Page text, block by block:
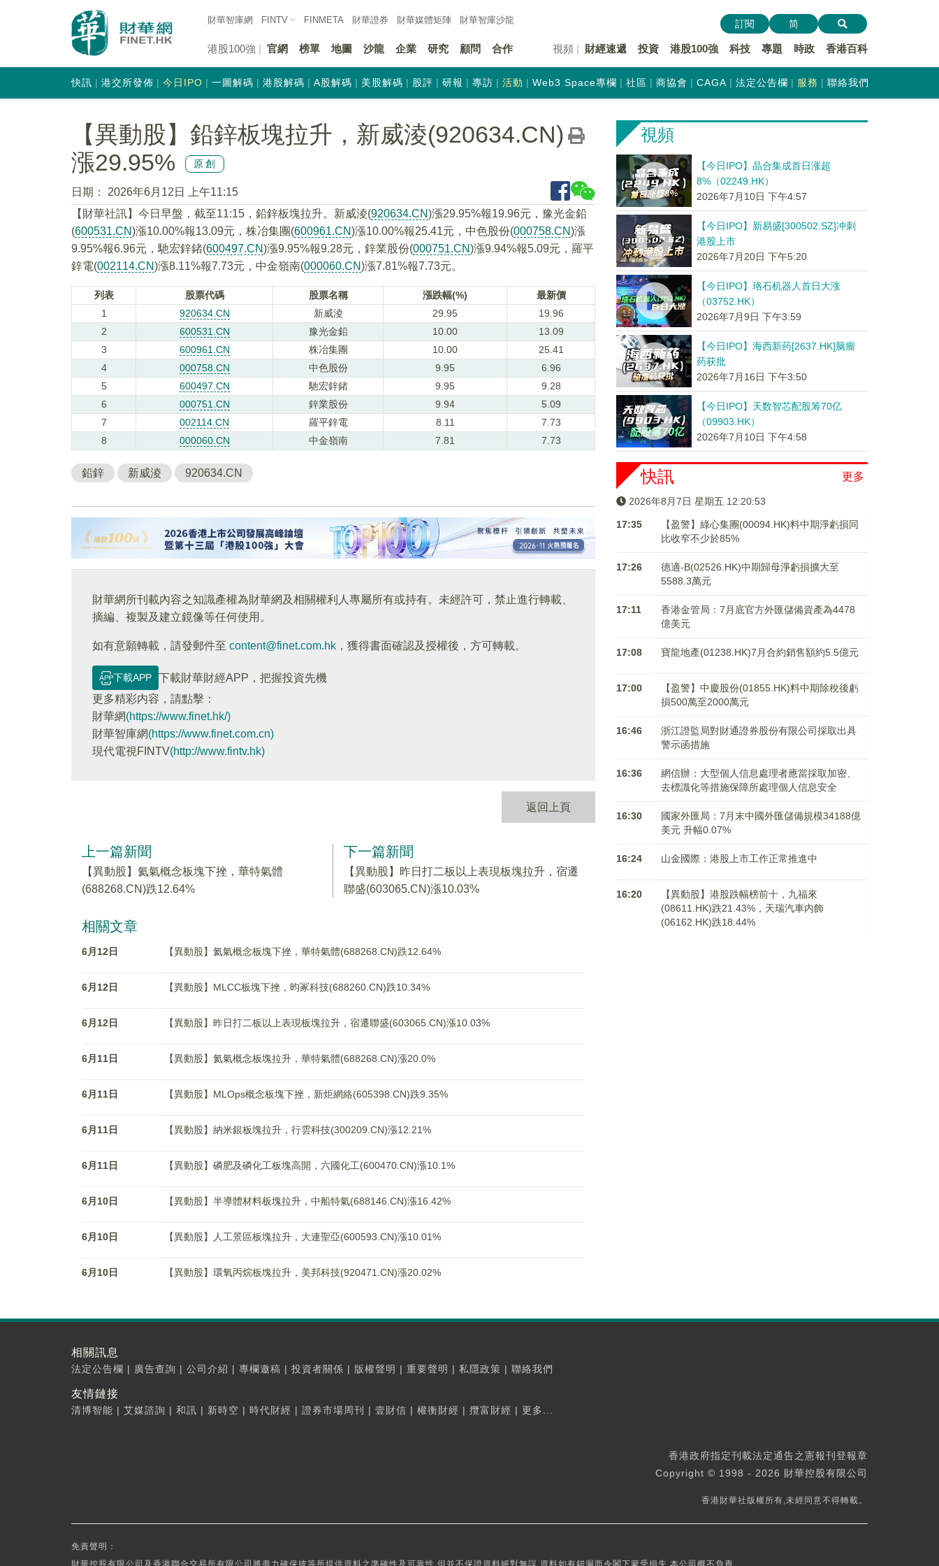
財華智庫網 FINTV FINMETA 財華證券 財華媒體矩陣 財華智庫沙龍
港股100強 官網 榜單 地圖 沙龍 企業 研究 顧問 合作 視頻 財經速遞 投資 港股100強 科技 專題 時政 香港百科
訂閱 简
快訊 港交所發佈 今日IPO 一圖解碼 港股解碼 A股解碼 美股解碼 股評 研報 專訪 活動 Web3 Space專欄 社區 商協會 CAGA 法定公告欄 服務 聯絡我們
【異動股】鉛鋅板塊拉升，新威淩(920634.CN)
漲29.95%
原創
日期：
2026年6月12日 上午11:15
【財華社訊】今日早盤，截至11:15，鉛鋅板塊拉升。新威淩(920634.CN)漲29.95%報19.96元，豫光金鉛
(600531.CN)漲10.00%報13.09元，株冶集團(600961.CN)漲10.00%報25.41元，中色股份(000758.CN)漲
9.95%報6.96元，馳宏鋅鍺(600497.CN)漲9.95%報9.28元，鋅業股份(000751.CN)漲9.94%報5.09元，羅平
鋅電(002114.CN)漲8.11%報7.73元，中金嶺南(000060.CN)漲7.81%報7.73元。
列表 股票代碼 股票名稱 漲跌幅(%)
最新價
1
920634.CN 新威淩 29.95
19.96
2
600531.CN 豫光金鉛 10.00
13.09
3
600961.CN 株冶集團 10.00
25.41
4
000758.CN 中色股份 9.95
6.96
5
600497.CN 馳宏鋅鍺 9.95
9.28
6
000751.CN 鋅業股份 9.94
5.09
7
002114.CN 羅平鋅電 8.11
7.73
8
000060.CN 中金嶺南 7.81 7.73
鉛鋅 新威淩 920634.CN
財華網所刊載內容之知識產權為財華網及相關權利人專屬所有或持有。未經許可，禁止進行轉載、
摘編、複製及建立鏡像等任何使用。
如有意願轉載，請發郵件至 content@finet.com.hk ，獲得書面確認及授權後，方可轉載。
下載APP
下載財華財經APP，把握投資先機
更多精彩内容，請點擊：
財華網(https://www.finet.hk/)
財華智庫網(https://www.finet.com.cn)
現代電視FINTV(http://www.fintv.hk)
返回上頁
上一篇新聞
【異動股】氦氣概念板塊下挫，華特氣體
(688268.CN)跌12.64%
下一篇新聞
【異動股】昨日打二板以上表現板塊拉升，宿遷
聯盛(603065.CN)漲10.03%
相關文章
6月12日 【異動股】氦氣概念板塊下挫，華特氣體(688268.CN)跌12.64%
6月12日 【異動股】MLCC板塊下挫，昀冢科技(688260.CN)跌10.34%
6月12日 【異動股】昨日打二板以上表現板塊拉升，宿遷聯盛(603065.CN)漲10.03%
6月11日 【異動股】氦氣概念板塊拉升，華特氣體(688268.CN)漲20.0%
6月11日 【異動股】MLOps概念板塊下挫，新炬網絡(605398.CN)跌9.35%
6月11日 【異動股】納米銀板塊拉升，行雲科技(300209.CN)漲12.21%
6月11日 【異動股】磷肥及磷化工板塊高開，六國化工(600470.CN)漲10.1%
6月10日 【異動股】半導體材料板塊拉升，中船特氣(688146.CN)漲16.42%
6月10日 【異動股】人工景區板塊拉升，大連聖亞(600593.CN)漲10.01%
6月10日 【異動股】環氧丙烷板塊拉升，美邦科技(920471.CN)漲20.02%
視頻
【今日IPO】晶合集成首日涨超
8%（02249.HK）
2026年7月10日 下午4:57
【今日IPO】新易盛[300502.SZ]冲刺
港股上市
2026年7月20日 下午5:20
【今日IPO】珞石机器人首日大涨
（03752.HK）
2026年7月9日 下午3:59
【今日IPO】海西新药[2637.HK]脑瘤
药获批
2026年7月16日 下午3:50
【今日IPO】天数智芯配股筹70亿
（09903.HK）
2026年7月10日 下午4:58
更多
快訊
2026年8月7日 星期五 12:20:54
17:35
【盈警】綠心集團(00094.HK)料中期淨虧損同
比收窄不少於85%
17:26
德適-B(02526.HK)中期歸母淨虧損擴大至
5588.3萬元
17:11
香港金管局：7月底官方外匯儲備資產為4478
億美元
17:08 寶龍地產(01238.HK)7月合約銷售額約5.5億元
17:00
【盈警】中慶股份(01855.HK)料中期除稅後虧
損500萬至2000萬元
16:46
浙江證監局對財通證券股份有限公司採取出具
警示函措施
16:36
網信辦：大型個人信息處理者應當採取加密、
去標識化等措施保障所處理個人信息安全
16:30
國家外匯局：7月末中國外匯儲備規模34188億
美元 升幅0.07%
16:24 山金國際：港股上市工作正常推進中
16:20
【異動股】港股跌幅榜前十，九福來
(08611.HK)跌21.43%，天瑞汽車内飾
(06162.HK)跌18.44%
相關訊息
法定公告欄 | 廣告查詢 | 公司介紹 | 專欄邀稿 | 投資者關係 | 版權聲明 | 重要聲明 | 私隱政策 | 聯絡我們
友情鏈接
清博智能 | 艾媒諮詢 | 和訊 | 新時空 | 時代財經 | 證券市場周刊 | 壹財信 | 權衡財經 | 攬富財經 | 更多...
香港政府指定刊載法定通告之憲報刊登報章
Copyright © 1998 - 2026 財華控股有限公司
香港財華社版權所有,未經同意不得轉載。
免責聲明：